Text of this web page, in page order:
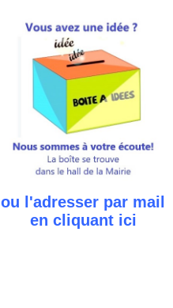
ou l'adresser par mail
en cliquantici